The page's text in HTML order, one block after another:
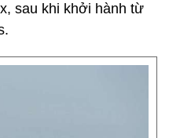
sau khi khởi hành từ